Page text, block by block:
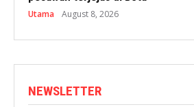
Utama August 8, 2026
NEWSLETTER